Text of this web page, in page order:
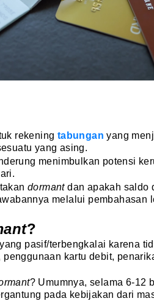
rekening tabungan yang
yang asing.
menimbulkan potensi
dormantdan apakah saldo
melalui pembahasan
?
pasif/terbengkalai karena
kartu debit,
? Umumnya, selama 6-12
pada kebijakan dari